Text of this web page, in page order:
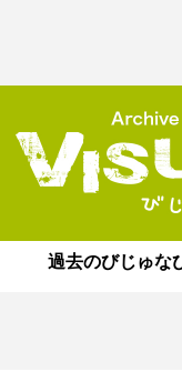
過去のびじゅな